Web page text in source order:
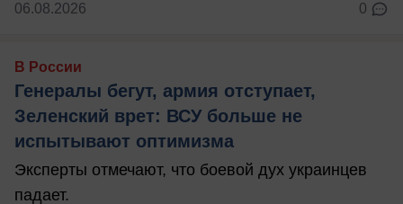
06.08.2026 0
В России
Генералы бегут, армия отступает,
Зеленский врет: ВСУ больше не
испытывают оптимизма
Эксперты отмечают, что боевой дух украинцев
падает.